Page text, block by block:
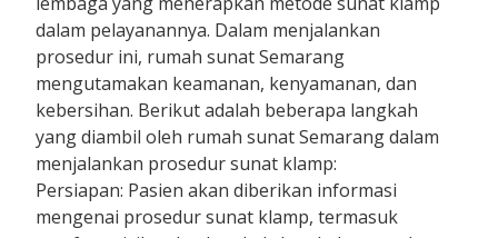
dalam pelayanannya. Dalam menjalankan
prosedur ini, rumah sunat Semarang
mengutamakan keamanan, kenyamanan, dan
kebersihan. Berikut adalah beberapa langkah
yang diambil oleh rumah sunat Semarang dalam
menjalankan prosedur sunat klamp:
Persiapan: Pasien akan diberikan informasi
mengenai prosedur sunat klamp, termasuk